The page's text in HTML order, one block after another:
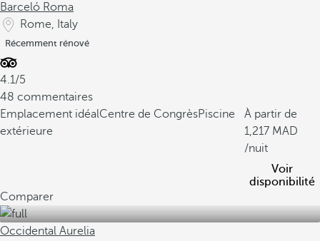
Barceló Roma
Rome, Italy
Récemment rénové
4.1/5
48 commentaires
Emplacement idéalCentre de CongrèsPiscine
extérieure
À partir de
1,217
/nuit
Voir
disponibilité
Comparer
Occidental Aurelia